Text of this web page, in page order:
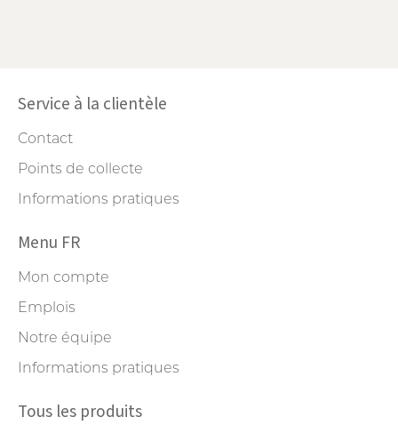
Service à la clientèle
Contact
Points de collecte
Informations pratiques
Menu FR
Mon compte
Emplois
Notre équipe
Informations pratiques
Tous les produits